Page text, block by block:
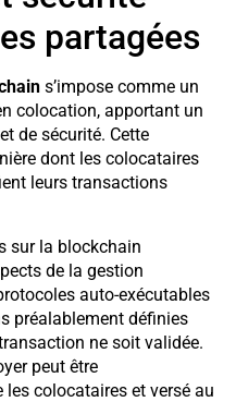
partagées
s’impose comme un
colocation, apportant un
de sécurité. Cette
dont les colocataires
leurs transactions
sur la blockchain
de la gestion
auto-exécutables
préalablement définies
ne soit validée.
peut être
colocataires et versé au